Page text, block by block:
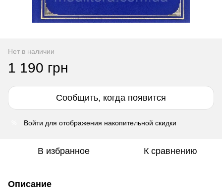
Нет в наличии
1 190 грн
Сообщить, когда появится
Войти для отображения накопительной скидки
В избранное К сравнению
Описание